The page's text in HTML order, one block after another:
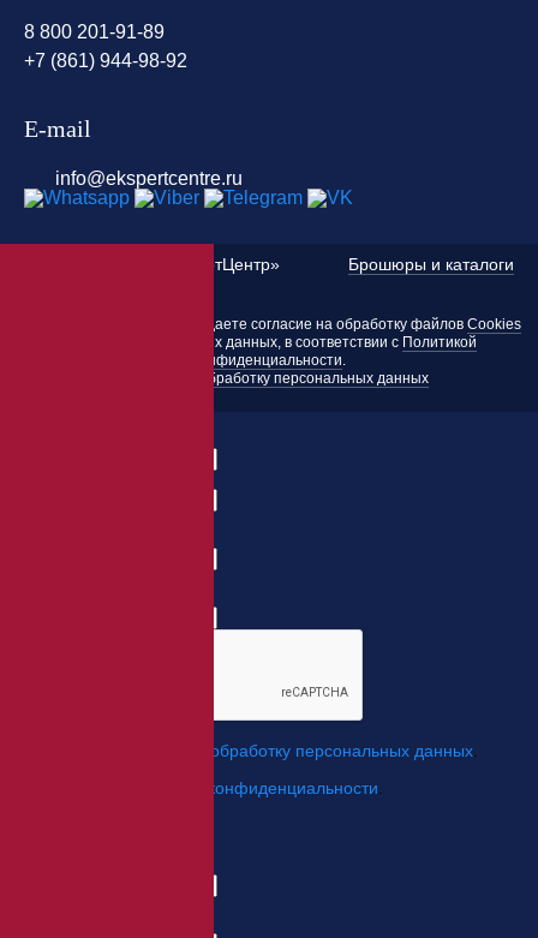
8 800 201-91-89
+7 (861) 944-98-92
E-mail
info@ekspertcentre.ru
2010 — 2026 «ЭкспертЦентр» Брошюры и каталоги
Пользуясь этим сайтом, вы даете согласие на обработку файлов Cookies
и других персональных данных, в соответствии с Политикой
конфиденциальности.
Согласие на обработку персональных данных
обработку персональных данных
политикой конфиденциальности